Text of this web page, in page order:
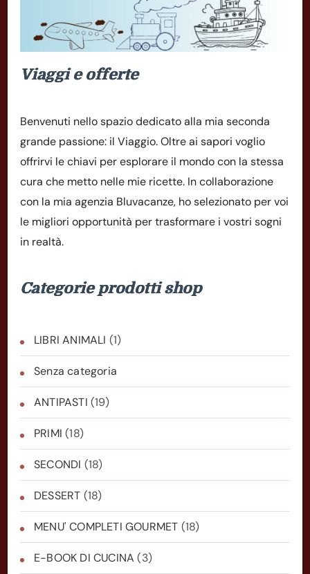
Viaggi e offerte
Benvenuti nello spazio dedicato alla mia seconda
grande passione: il Viaggio. Oltre ai sapori voglio
offrirvi le chiavi per esplorare il mondo con la stessa
cura che metto nelle mie ricette. In collaborazione
con la mia agenzia Bluvacanze, ho selezionato per voi
le migliori opportunità per trasformare i vostri sogni
in realtà.
Categorie prodotti shop
LIBRI ANIMALI (1)
Senza categoria
ANTIPASTI (19)
PRIMI (18)
SECONDI (18)
DESSERT (18)
MENU' COMPLETI GOURMET (18)
E-BOOK DI CUCINA (3)